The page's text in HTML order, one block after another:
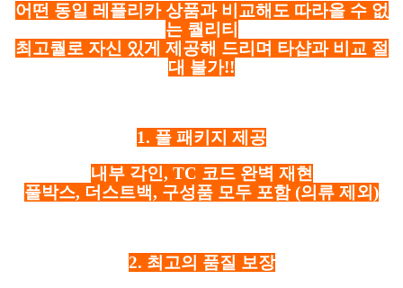
어떤 동일 레플리카 상품과 비교해도 따라올 수 없
는 퀄리티
최고퀄로 자신 있게 제공해 드리며 타샵과 비교 절
대 불가!!
1. 풀 패키지 제공
내부 각인, TC 코드 완벽 재현
풀박스, 더스트백, 구성품 모두 포함 (의류 제외)
2. 최고의 품질 보장